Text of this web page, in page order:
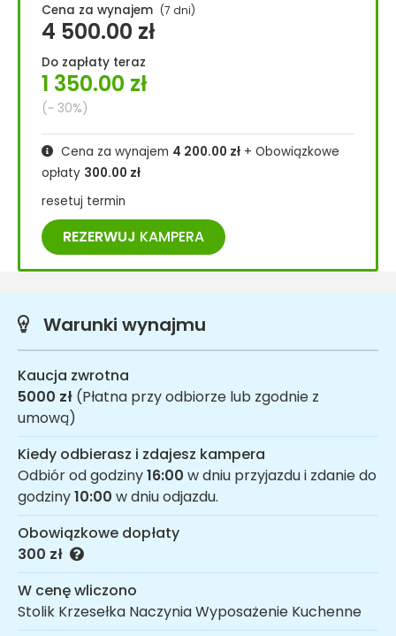
Cena za wynajem (7 dni)
4 500.00 zł
Do zapłaty teraz
1 350.00 zł
(~ 30%)
Cena za wynajem 4 200.00 zł + Obowiązkowe
opłaty 300.00 zł
resetuj termin
REZERWUJ KAMPERA
Warunki wynajmu
Kaucja zwrotna
5000 zł (Płatna przy odbiorze lub zgodnie z
umową)
Kiedy odbierasz i zdajesz kampera
Odbiór od godziny16:00 w dniu przyjazdu i zdanie do
godziny10:00 w dniu odjazdu.
Obowiązkowe dopłaty
300 zł
W cenę wliczono
Stolik Krzesełka Naczynia Wyposażenie Kuchenne